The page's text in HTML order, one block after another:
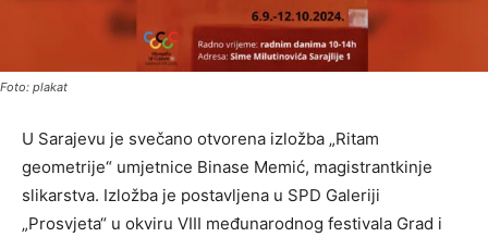
Foto: plakat
U Sarajevu je svečano otvorena izložba „Ritam
geometrije“ umjetnice Binase Memić, magistrantkinje
slikarstva. Izložba je postavljena u SPD Galeriji
„Prosvjeta“ u okviru VIII međunarodnog festivala Grad i